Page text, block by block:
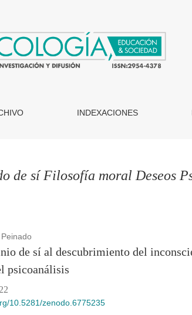
INDEXACIONES
de sí Filosofía moral Deseos
de sí al descubrimiento del
psicoanálisis
10.5281/zenodo.6775235